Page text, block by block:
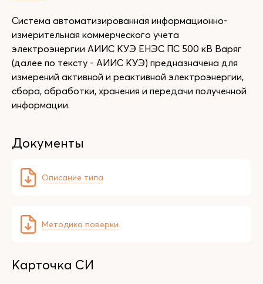
Система автоматизированная информационно-
измерительная коммерческого учета
электроэнергии АИИС КУЭ ЕНЭС ПС 500 кВ Варяг
(далее по тексту - АИИС КУЭ) предназначена для
измерений активной и реактивной электроэнергии,
сбора, обработки, хранения и передачи полученной
информации.
Документы
Описание типа
Методика поверки
Карточка СИ